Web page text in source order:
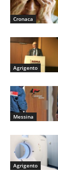
Cronaca
Agrigento
Messina
Agrigento